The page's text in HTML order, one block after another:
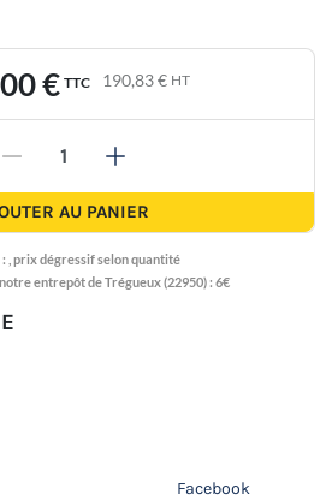
€ TTC 190,83 € HT
- +
AU PANIER
prix dégressif selon quantité
entrepôt de Trégueux (22950) : 6€
Facebook